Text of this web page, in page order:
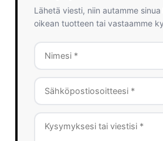
Lähetä viesti, niin autamme
oikean tuotteen tai vastaamme